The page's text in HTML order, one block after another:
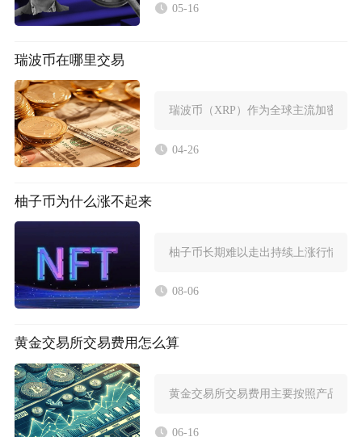
05-16
瑞波币在哪里交易
瑞波币（XRP）作为全球主流加密货
04-26
柚子币为什么涨不起来
柚子币长期难以走出持续上涨行情，
08-06
黄金交易所交易费用怎么算
黄金交易所交易费用主要按照产品品
06-16